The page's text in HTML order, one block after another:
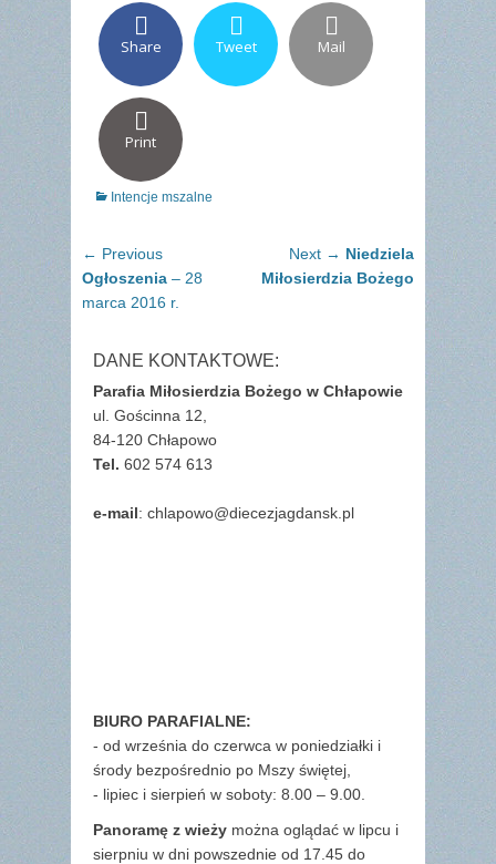
Share Tweet Mail
Print
Categories
Intencje mszalne
Nawigacja
wpisu
← PreviousPrevious
post:
Ogłoszenia – 28
marca 2016 r.
Next → Next
post:
Niedziela
Miłosierdzia Bożego
DANE KONTAKTOWE:
Parafia Miłosierdzia Bożego w Chłapowie
ul. Gościnna 12,
84-120 Chłapowo
Tel. 602 574 613
e-mail: chlapowo@diecezjagdansk.pl
BIURO PARAFIALNE:
- od września do czerwca w poniedziałki i
środy bezpośrednio po Mszy świętej,
- lipiec i sierpień w soboty: 8.00 – 9.00.
Panoramę z wieży można oglądać w lipcu i
sierpniu w dni powszednie od 17.45 do